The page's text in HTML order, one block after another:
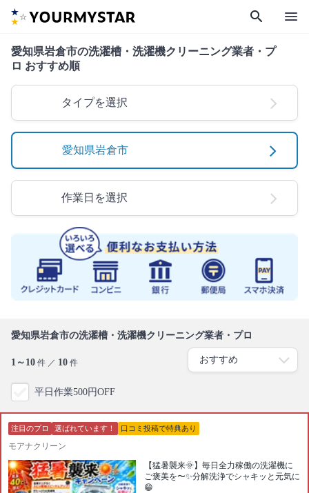
search menu
愛知県岩倉市の洗濯槽・洗濯機クリーニング業者・プ
ロ おすすめ順
タイプを選択
愛知県岩倉市
作業日を選択
愛知県岩倉市の洗濯槽・洗濯機クリーニング業者・プロ
1～10 件 ／ 10 件
平日作業500円OFF
注目のプロ 選ばれています！ 口コミ投稿で特典あり
モアナクリーン
【猛暑襲来🌞】毎日全力稼働の洗濯機に
ご褒美を〜✨️分解洗浄でシャキッと元気に
😁